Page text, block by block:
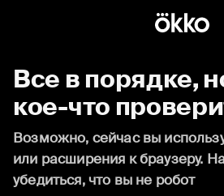
Все в порядке,
кое-что
Возможно, сейчас вы
или расширения к браузеру.
убедиться, что вы не робот